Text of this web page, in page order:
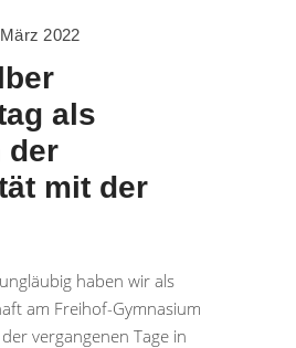
2022
als
der
mit der
haben wir als
am Freihof-Gymnasium
vergangenen Tage in